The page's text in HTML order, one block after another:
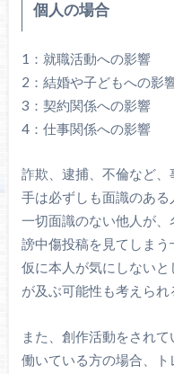
個人の場合
1：就職活動への影響
2：結婚や子どもへの影
3：契約関係への影響
4：仕事関係への影響
詐欺、逮捕、不倫など
手は必ずしも面識のある
一切面識のない他人が
謗中傷投稿を見てしまう
仮に本人が気にしない
が及ぶ可能性も考えられ
また、創作活動をされ
働いている方の場合、